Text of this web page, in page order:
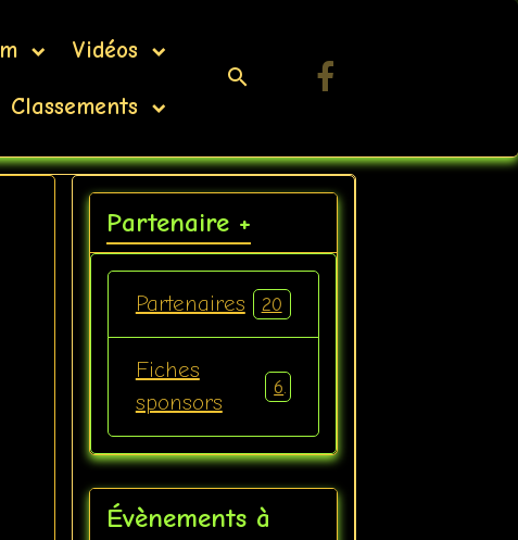
Vidéos
Classements
Partenaire +
Partenaires 20
Fiches
sponsors
Évènements à